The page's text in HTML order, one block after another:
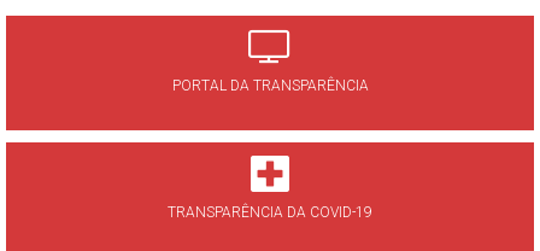
PORTAL DA TRANSPARÊNCIA
TRANSPARÊNCIA DA COVID-19